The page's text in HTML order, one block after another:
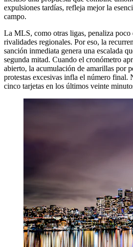
expulsiones tardías, refleja mejor la
campo.
La MLS, como otras ligas, penaliza poco
rivalidades regionales. Por eso, la
sanción inmediata genera una escalada
segunda mitad. Cuando el cronómetro
abierto, la acumulación de amarillas por
protestas excesivas infla el número final.
cinco tarjetas en los últimos veinte